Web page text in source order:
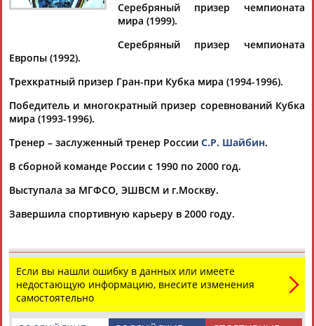
АБАСОВА
АБАЧАРАЕВ
АБАШИДЗЕ
Флюра
БУЛАТОВА
Татьяна
Серебряный призер чемпионата
мира (1999).
Серебряный призер чемпионата
Европы (1992).
Трехкратный призер Гран-при Кубка мира (1994-1996).
Победитель и многократный призер соревнований Кубка
мира (1993-1996).
Тренер – заслуженный тренер России С.Р. Шайбин.
В сборной команде России с 1990 по 2000 год.
Выступала за МГФСО, ЭШВСМ и г.Москву.
Завершила спортивную карьеру в 2000 году.
Если вы нашли ошибку в данных или имеете
недостающую информацию, внесите изменения
самостоятельно